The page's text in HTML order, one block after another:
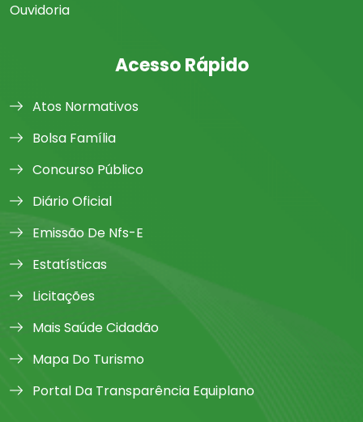
Ouvidoria
Acesso Rápido
Atos Normativos
Bolsa Família
Concurso Público
Diário Oficial
Emissão De Nfs-E
Estatísticas
Licitações
Mais Saúde Cidadão
Mapa Do Turismo
Portal Da Transparência Equiplano